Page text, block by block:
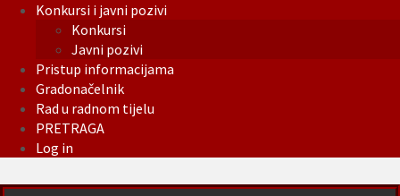
Konkursi i javni pozivi
Konkursi
Javni pozivi
Pristup informacijama
Gradonačelnik
Rad u radnom tijelu
PRETRAGA
Log in